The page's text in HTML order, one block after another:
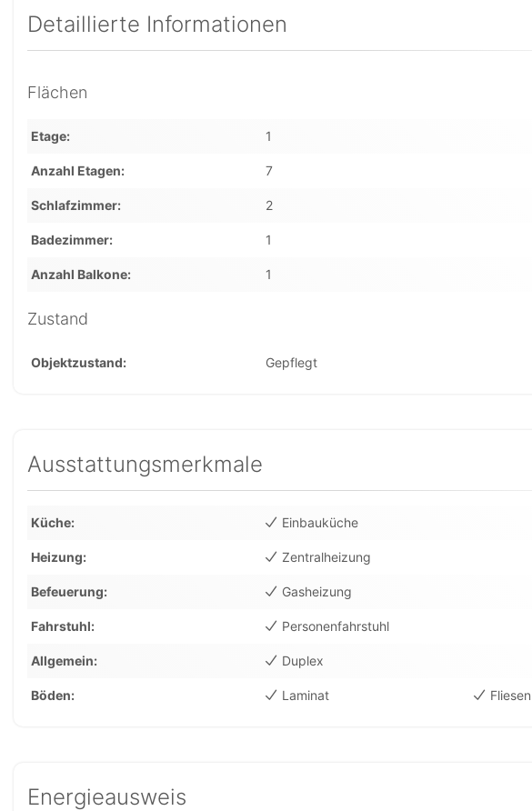
Detaillierte Informationen
Flächen
Etage 1
Anzahl Etagen 7
Schlafzimmer 2
Badezimmer 1
Anzahl Balkone 1
Zustand
Objektzustand Gepflegt
Ausstattungsmerkmale
Küche Einbauküche
Heizung Zentralheizung
Befeuerung Gasheizung
Fahrstuhl Personenfahrstuhl
Allgemein Duplex
Böden Laminat Fliesen
Energieausweis